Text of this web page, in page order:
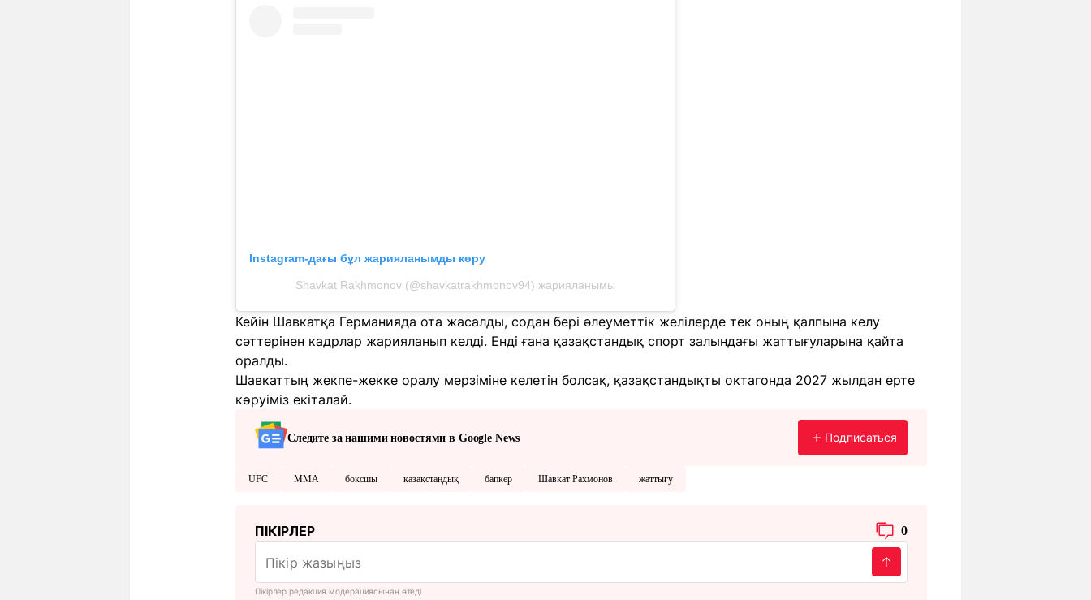
Instagram-дағы бұл жарияланымды көру
Shavkat Rakhmonov (@shavkatrakhmonov94) жарияланымы
Кейін Шавкатқа Германияда ота жасалды, содан бері әлеуметтік желілерде тек оның қалпына келу
сәттерінен кадрлар жарияланып келді. Енді ғана қазақстандық спорт залындағы жаттығуларына қайта
оралды.
Шавкаттың жекпе-жекке оралу мерзіміне келетін болсақ, қазақстандықты октагонда 2027 жылдан ерте
көруіміз екіталай.
Следите за нашими новостями в Google News Подписаться
UFC ММА боксшы қазақстандық бапкер Шавкат Рахмонов жаттығу
ПІКІРЛЕР 0
Пікірлер редакция модерациясынан өтеді